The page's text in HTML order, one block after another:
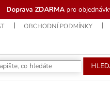
Doprava ZDARMApro
OBCHODNÍ PODMÍNKY